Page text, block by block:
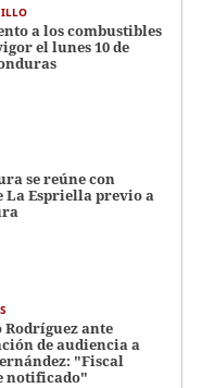
a los combustibles
el lunes 10 de
se reúne con
La Espriella previo a
Rodríguez ante
de audiencia a
"Fiscal
notificado"